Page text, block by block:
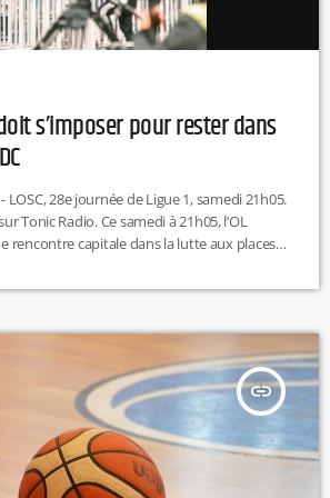
s’imposer pour rester dans
28e journée de Ligue 1, samedi 21h05.
Tonic Radio. Ce samedi à 21h05, l’OL
rencontre capitale dans la lutte aux places
direct. À sept journées du terme, Lyon est
[…]
insert_link